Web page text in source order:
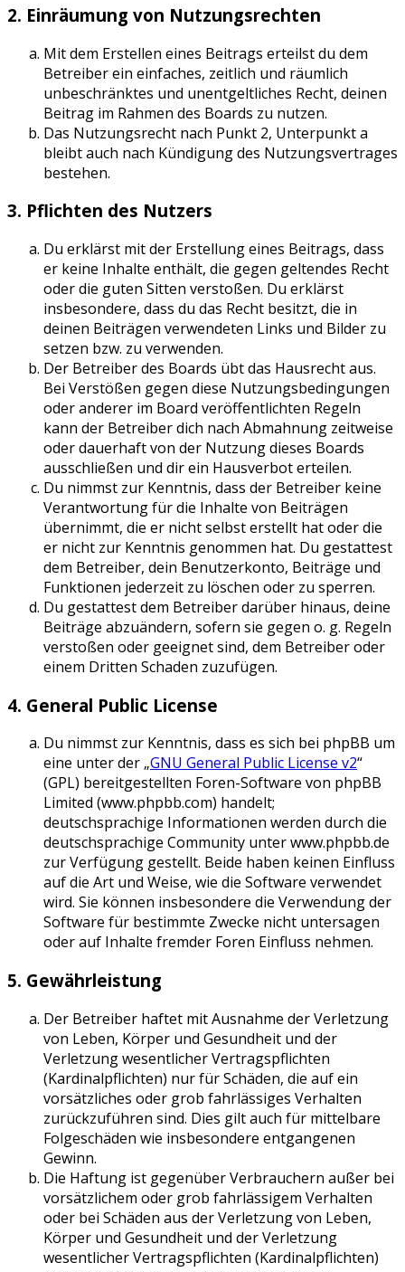
2. Einräumung von Nutzungsrechten
Mit dem Erstellen eines Beitrags erteilst du dem
Betreiber ein einfaches, zeitlich und räumlich
unbeschränktes und unentgeltliches Recht, deinen
Beitrag im Rahmen des Boards zu nutzen.
Das Nutzungsrecht nach Punkt 2, Unterpunkt a
bleibt auch nach Kündigung des Nutzungsvertrages
bestehen.
3. Pflichten des Nutzers
Du erklärst mit der Erstellung eines Beitrags, dass
er keine Inhalte enthält, die gegen geltendes Recht
oder die guten Sitten verstoßen. Du erklärst
insbesondere, dass du das Recht besitzt, die in
deinen Beiträgen verwendeten Links und Bilder zu
setzen bzw. zu verwenden.
Der Betreiber des Boards übt das Hausrecht aus.
Bei Verstößen gegen diese Nutzungsbedingungen
oder anderer im Board veröffentlichten Regeln
kann der Betreiber dich nach Abmahnung zeitweise
oder dauerhaft von der Nutzung dieses Boards
ausschließen und dir ein Hausverbot erteilen.
Du nimmst zur Kenntnis, dass der Betreiber keine
Verantwortung für die Inhalte von Beiträgen
übernimmt, die er nicht selbst erstellt hat oder die
er nicht zur Kenntnis genommen hat. Du gestattest
dem Betreiber, dein Benutzerkonto, Beiträge und
Funktionen jederzeit zu löschen oder zu sperren.
Du gestattest dem Betreiber darüber hinaus, deine
Beiträge abzuändern, sofern sie gegen o. g. Regeln
verstoßen oder geeignet sind, dem Betreiber oder
einem Dritten Schaden zuzufügen.
4. General Public License
Du nimmst zur Kenntnis, dass es sich bei phpBB um
eine unter der „GNU General Public License v2“
(GPL) bereitgestellten Foren-Software von phpBB
Limited (www.phpbb.com) handelt;
deutschsprachige Informationen werden durch die
deutschsprachige Community unter www.phpbb.de
zur Verfügung gestellt. Beide haben keinen Einfluss
auf die Art und Weise, wie die Software verwendet
wird. Sie können insbesondere die Verwendung der
Software für bestimmte Zwecke nicht untersagen
oder auf Inhalte fremder Foren Einfluss nehmen.
5. Gewährleistung
Der Betreiber haftet mit Ausnahme der Verletzung
von Leben, Körper und Gesundheit und der
Verletzung wesentlicher Vertragspflichten
(Kardinalpflichten) nur für Schäden, die auf ein
vorsätzliches oder grob fahrlässiges Verhalten
zurückzuführen sind. Dies gilt auch für mittelbare
Folgeschäden wie insbesondere entgangenen
Gewinn.
Die Haftung ist gegenüber Verbrauchern außer bei
vorsätzlichem oder grob fahrlässigem Verhalten
oder bei Schäden aus der Verletzung von Leben,
Körper und Gesundheit und der Verletzung
wesentlicher Vertragspflichten (Kardinalpflichten)